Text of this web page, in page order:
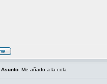
Asunto: Me añado a la cola